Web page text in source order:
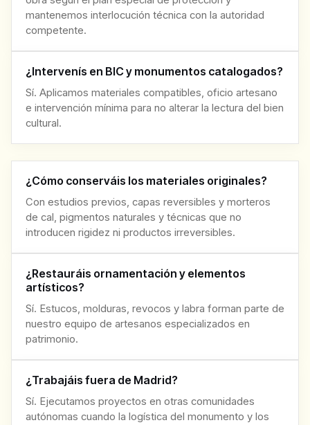
mantenemos interlocución técnica con la autoridad
competente.
¿Intervenís en BIC y monumentos catalogados?
Sí. Aplicamos materiales compatibles, oficio artesano
e intervención mínima para no alterar la lectura del bien
cultural.
¿Cómo conserváis los materiales originales?
Con estudios previos, capas reversibles y morteros
de cal, pigmentos naturales y técnicas que no
introducen rigidez ni productos irreversibles.
¿Restauráis ornamentación y elementos
artísticos?
Sí. Estucos, molduras, revocos y labra forman parte de
nuestro equipo de artesanos especializados en
patrimonio.
¿Trabajáis fuera de Madrid?
Sí. Ejecutamos proyectos en otras comunidades
autónomas cuando la logística del monumento y los